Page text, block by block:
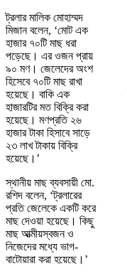
ট্রলার মালিক মোহাম্মদ
মিজান বলেন, ‘মোট এক
হাজার ৭০টি মাছ ধরা
পড়েছে। এর ওজন প্রায়
৯০ মণ। জেলেদের অংশ
হিসেবে ৭০টি মাছ রাখা
হয়েছে। বাকি এক
হাজারটির মত বিক্রি করা
হয়েছে। মণপ্রতি ২৬
হাজার টাকা হিসাবে সাড়ে
২৩ লাখ টাকায় বিক্রি
হয়েছে।’
স্থানীয় মাছ ব্যবসায়ী মো.
রশিদ বলেন, ‘ট্রলারের
প্রতি জেলেকে একটি করে
মাছ দেওয়া হয়েছে। কিছু
মাছ আত্মীয়স্বজন ও
নিজেদের মধ্যে ভাগ-
বাটোয়ারা করা হয়েছে।’